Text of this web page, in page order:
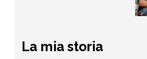
La mia storia